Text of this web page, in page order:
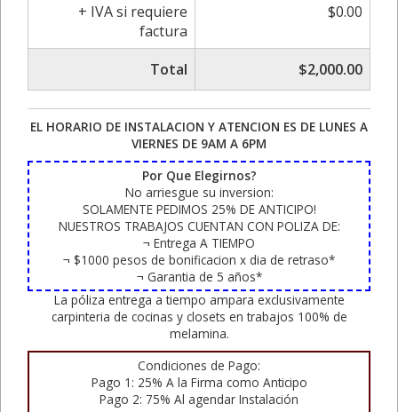
+ IVA si requiere
factura
$0.00
Total $2,000.00
EL HORARIO DE INSTALACION Y ATENCION ES DE LUNES A
VIERNES DE 9AM A 6PM
Por Que Elegirnos?
No arriesgue su inversion:
SOLAMENTE PEDIMOS 25% DE ANTICIPO!
NUESTROS TRABAJOS CUENTAN CON POLIZA DE:
¬ Entrega A TIEMPO
¬ $1000 pesos de bonificacion x dia de retraso*
¬ Garantia de 5 años*
La póliza entrega a tiempo ampara exclusivamente
carpinteria de cocinas y closets en trabajos 100% de
melamina.
Condiciones de Pago:
Pago 1: 25% A la Firma como Anticipo
Pago 2: 75% Al agendar Instalación